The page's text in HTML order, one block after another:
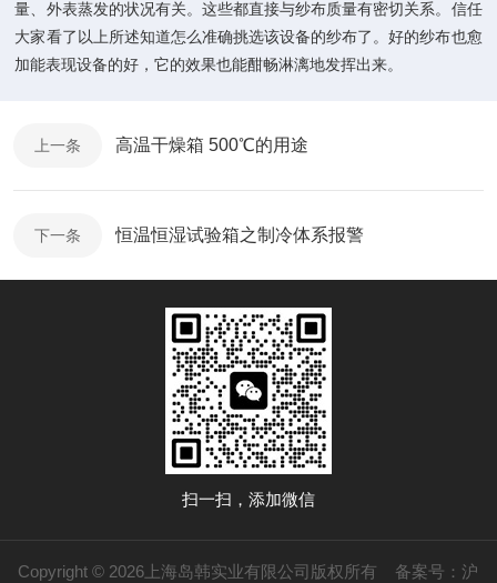
量、外表蒸发的状况有关。这些都直接与纱布质量有密切关系。信任
大家看了以上所述知道怎么准确挑选该设备的纱布了。好的纱布也愈
加能表现设备的好，它的效果也能酣畅淋漓地发挥出来。
上一条 高温干燥箱 500℃的用途
下一条 恒温恒湿试验箱之制冷体系报警
扫一扫，添加微信
Copyright © 2026上海岛韩实业有限公司版权所有 备案号：沪